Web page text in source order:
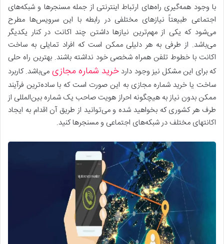
با وجود همه‌گیری راه‌های ارتباط اینترنتی از جمله مسنجر‌ها و شبکه‌های
اجتماعی طبیعتاً نیاز‌های مختلفی در رابطه با این سرویس‌ها مطرح
می‌شود که یکی از مهم‌ترین نیاز‌ها داشتن چند اکانت در کنار یکدیگر
می‌باشد. از طرفی به هر دلیلی ممکن است که افراد تمایلی به ساخت
اکانت با خطوط تلفن همراه شخصی خود نداشته باشند. بهترین راه حلی
که برای این مشکل نیز وجود دارد خرید شماره مجازی می‌باشد. کاربرد
ساخت یا خرید شماره مجازی به این صورت است که با ساده‌ترین فرآیند
ممکن بدون نیاز به هیچگونه احراز هویت صاحب یک شماره بین‌المللی از
طرف هر کشوری که بخواهید شده و می‌توانید از طریق آن اقدام به ایجاد
اکانتهای مختلف در شبکه‌های اجتماعی و مسنجر‌ها کنید.